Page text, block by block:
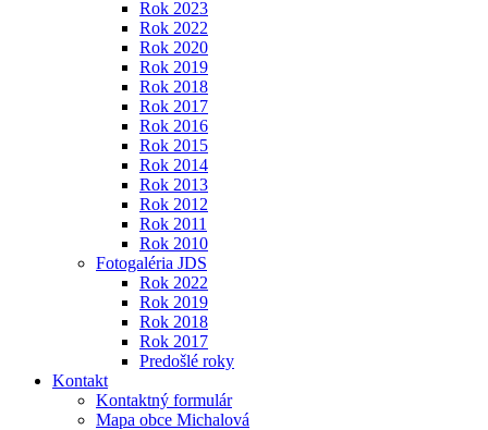
Rok 2023
Rok 2022
Rok 2020
Rok 2019
Rok 2018
Rok 2017
Rok 2016
Rok 2015
Rok 2014
Rok 2013
Rok 2012
Rok 2011
Rok 2010
Fotogaléria JDS
Rok 2022
Rok 2019
Rok 2018
Rok 2017
Predošlé roky
Kontakt
Kontaktný formulár
Mapa obce Michalová